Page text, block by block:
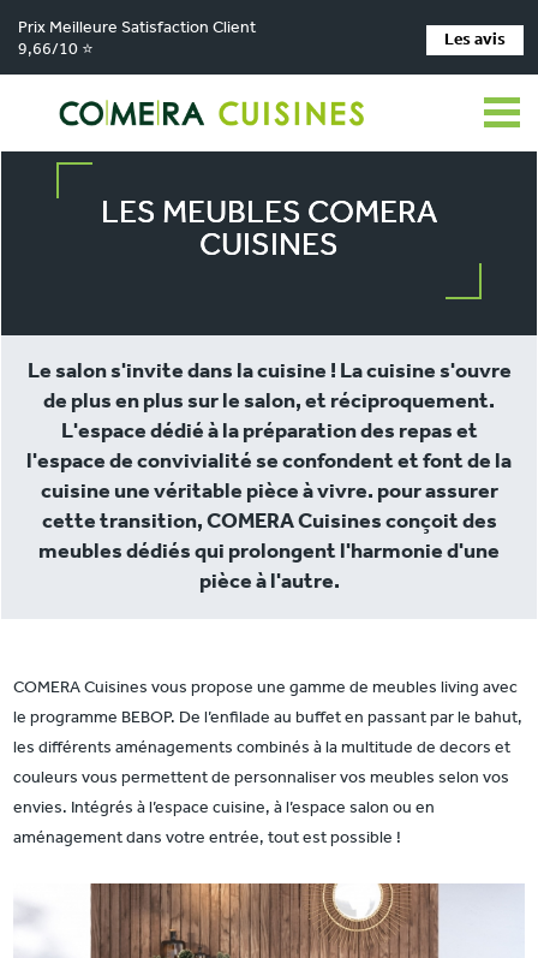
Prix Meilleure Satisfaction Client
9,66/10 ⭐
Les avis
COMERA Cuisines Les meubles COMERA Cuisines
LES MEUBLES COMERA
CUISINES
Le salon s'invite dans la cuisine ! La cuisine s'ouvre
de plus en plus sur le salon, et réciproquement.
L'espace dédié à la préparation des repas et
l'espace de convivialité se confondent et font de la
cuisine une véritable pièce à vivre. pour assurer
cette transition, COMERA Cuisines conçoit des
meubles dédiés qui prolongent l'harmonie d'une
pièce à l'autre.
COMERA Cuisines vous propose une gamme de meubles living avec
le programme BEBOP. De l’enfilade au buffet en passant par le bahut,
les différents aménagements combinés à la multitude de decors et
couleurs vous permettent de personnaliser vos meubles selon vos
envies. Intégrés à l’espace cuisine, à l’espace salon ou en
aménagement dans votre entrée, tout est possible !